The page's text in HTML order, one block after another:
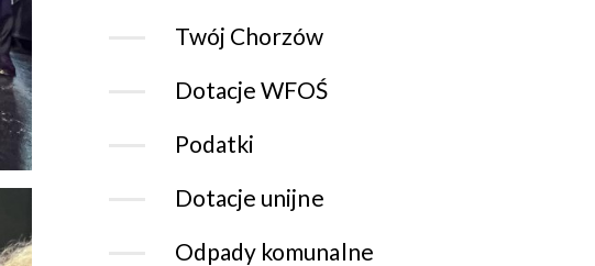
Twój Chorzów
Dotacje WFOŚ
Podatki
Dotacje unijne
Odpady komunalne